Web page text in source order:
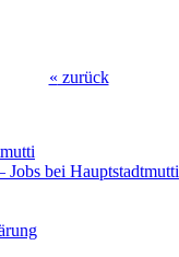
« zurück
Jobs bei Hauptstadtmutti